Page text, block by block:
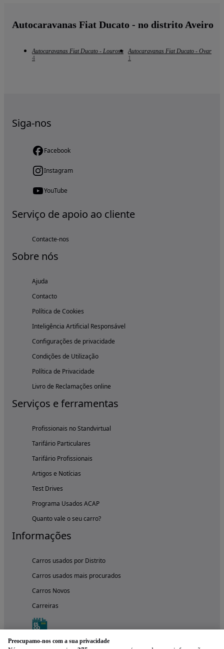
Autocaravanas Fiat Ducato - no distrito Aveiro
Autocaravanas Fiat Ducato - Lourosa
4
Autocaravanas Fiat Ducato - Ovar
1
Siga-nos
Facebook
Instagram
YouTube
Serviço de apoio ao cliente
Contacte-nos
Sobre nós
Ajuda
Contacto
Política de Cookies
Inteligência Artificial Responsável
Configurações de privacidade
Condições de Utilização
Política de Privacidade
Livro de Reclamações online
Serviços e ferramentas
Profissionais no Standvirtual
Tarifário Particulares
Tarifário Profissionais
Artigos e Notícias
Test Drives
Programa Usados ACAP
Quanto vale o seu carro?
Informações
Carros usados por Distrito
Carros usados mais procurados
Carros Novos
Carreiras
Preocupamo-nos com a sua privacidade